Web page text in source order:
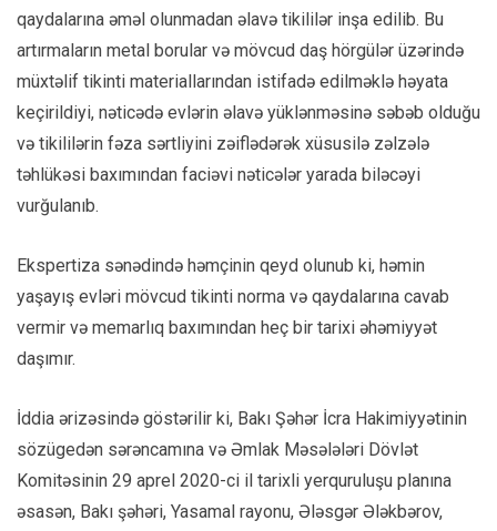
qaydalarına əməl olunmadan əlavə tikililər inşa edilib. Bu
artırmaların metal borular və mövcud daş hörgülər üzərində
müxtəlif tikinti materiallarından istifadə edilməklə həyata
keçirildiyi, nəticədə evlərin əlavə yüklənməsinə səbəb olduğu
və tikililərin fəza sərtliyini zəiflədərək xüsusilə zəlzələ
təhlükəsi baxımından faciəvi nəticələr yarada biləcəyi
vurğulanıb.
Ekspertiza sənədində həmçinin qeyd olunub ki, həmin
yaşayış evləri mövcud tikinti norma və qaydalarına cavab
vermir və memarlıq baxımından heç bir tarixi əhəmiyyət
daşımır.
İddia ərizəsində göstərilir ki, Bakı Şəhər İcra Hakimiyyətinin
sözügedən sərəncamına və Əmlak Məsələləri Dövlət
Komitəsinin 29 aprel 2020-ci il tarixli yerquruluşu planına
əsasən, Bakı şəhəri, Yasamal rayonu, Ələsgər Ələkbərov,